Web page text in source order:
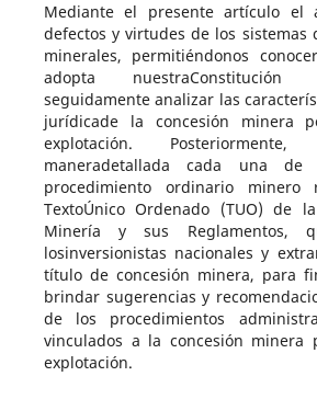
Mediante el presente artículo el
defectos y virtudes de los sistemas
minerales, permitiéndonos
adopta
seguidamente analizar las
jurídicade la concesión minera
explotación.
maneradetallada cada una
procedimiento ordinario
TextoÚnico Ordenado (TUO) de
Minería y sus Reglamentos,
losinversionistas nacionales y
título de concesión minera, para
brindar sugerencias y
de los procedimientos
vinculados a la concesión minera
explotación.